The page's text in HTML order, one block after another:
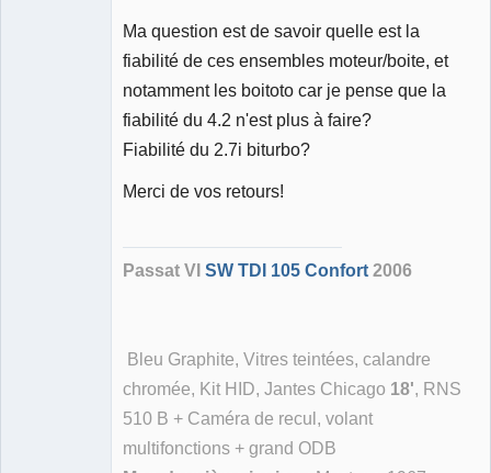
Ma question est de savoir quelle est la
fiabilité de ces ensembles moteur/boite, et
notamment les boitoto car je pense que la
fiabilité du 4.2 n'est plus à faire?
Fiabilité du 2.7i biturbo?
Merci de vos retours!
Passat VI SW TDI 105 Confort 2006
Bleu Graphite, Vitres teintées, calandre
chromée, Kit HID, Jantes Chicago 18', RNS
510 B + Caméra de recul, volant
multifonctions + grand ODB